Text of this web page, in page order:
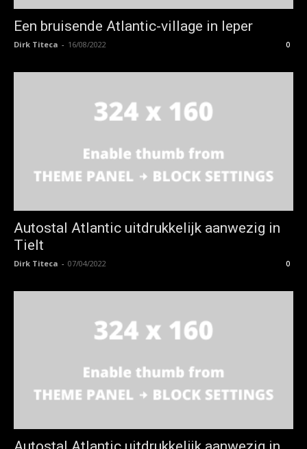
Een bruisende Atlantic-village in Ieper
Dirk Titeca - 16/08/2022 0
Autostal Atlantic uitdrukkelijk aanwezig in
Tielt
Dirk Titeca - 07/04/2022 0